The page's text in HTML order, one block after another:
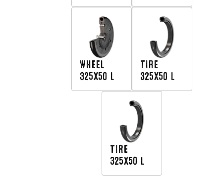
WHEEL
325X50 L
TIRE
325X50 L
TIRE
325X50 L